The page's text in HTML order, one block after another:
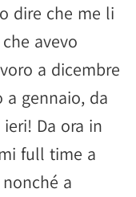
dire che me li
avevo
a dicembre
a gennaio, da
Da ora in
full time a
a